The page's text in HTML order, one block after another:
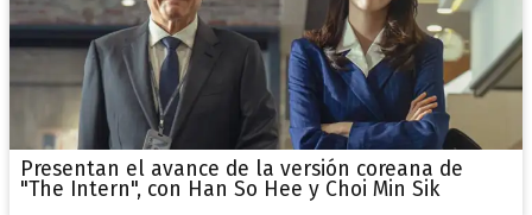
Presentan el avance de la versión coreana de
"The Intern", con Han So Hee y Choi Min Sik